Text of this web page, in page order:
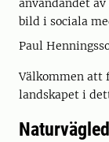
användandet
bild i sociala
Paul
Välkommen att
landskapet i